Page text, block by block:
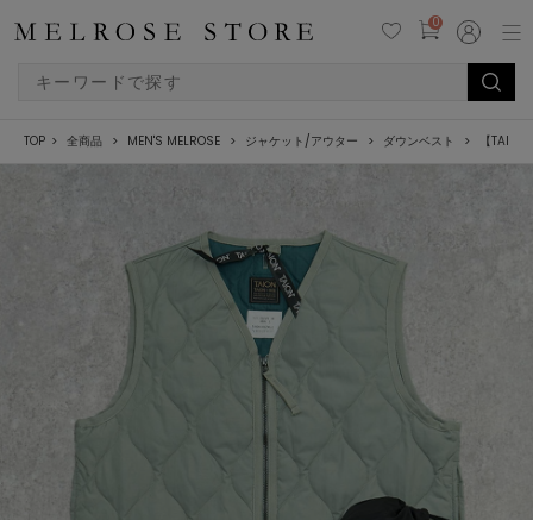
0
TOP 全商品 MEN'S MELROSE ジャケット/アウター ダウンベスト 【